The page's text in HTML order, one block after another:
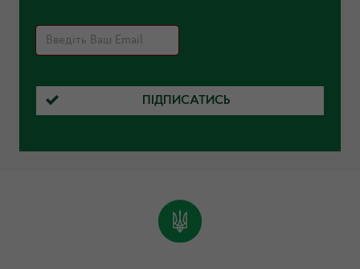
ПІДПИСАТИСЬ